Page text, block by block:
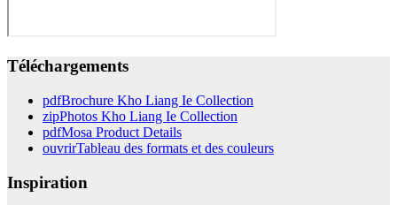
Téléchargements
pdfBrochure Kho Liang Ie Collection
zipPhotos Kho Liang Ie Collection
pdfMosa Product Details
ouvrirTableau des formats et des couleurs
Inspiration